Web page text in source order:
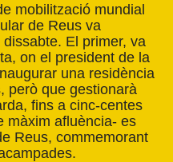
mobilització mundial
de Reus va
El primer, va
on el president de la
una residència
però que gestionarà
fins a cinc-centes
màxim afluència- es
Reus, commemorant